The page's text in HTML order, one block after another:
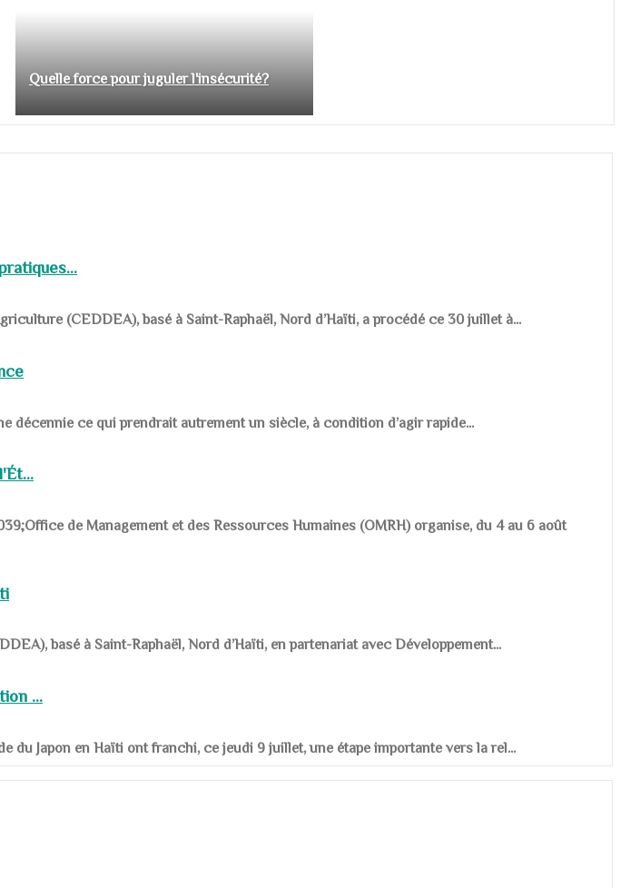
Quelle force pour juguler l'insécurité?
(CEDDEA), basé à Saint-Raphaël, Nord d’Haïti, a procédé ce 30 juillet à...
décennie ce qui prendrait autrement un siècle, à condition d’agir rapide...
de Management et des Ressources Humaines (OMRH) organise, du 4 au 6 août
basé à Saint-Raphaël, Nord d’Haïti, en partenariat avec Développement...
...
du Japon en Haïti ont franchi, ce jeudi 9 juillet, une étape importante vers la rel...